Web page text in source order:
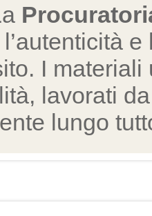
I
lavorati
lungo